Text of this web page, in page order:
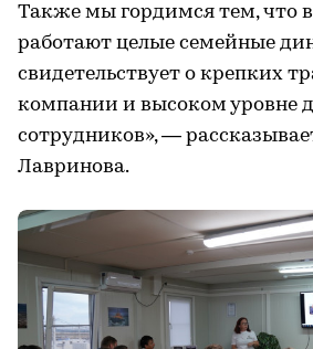
Также мы гордимся тем, что
работают целые семейные
свидетельствует о крепких
компании и высоком уровне
сотрудников», —
Лавринова.